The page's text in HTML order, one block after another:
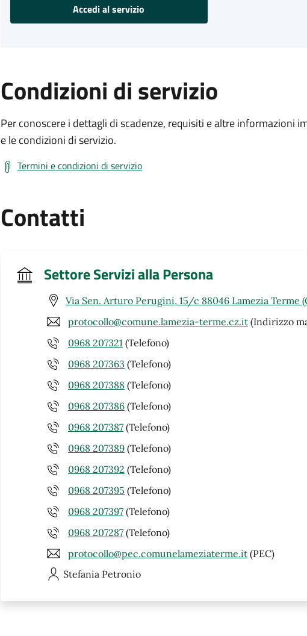
Accedi al servizio
Condizioni di servizio
Per conoscere i dettagli di scadenze, requisiti e altre informazioni
e le condizioni di servizio.
Termini e condizioni di servizio
Contatti
Settore Servizi alla Persona
Via Sen. Arturo Perugini, 15/c 88046 Lamezia Terme
protocollo@comune.lamezia-terme.cz.it (Indirizzo
0968 207321 (Telefono)
0968 207363 (Telefono)
0968 207388 (Telefono)
0968 207386 (Telefono)
0968 207387 (Telefono)
0968 207389 (Telefono)
0968 207392 (Telefono)
0968 207395 (Telefono)
0968 207397 (Telefono)
0968 207287 (Telefono)
protocollo@pec.comunelameziaterme.it (PEC)
Stefania Petronio